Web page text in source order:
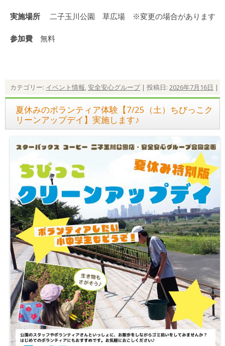
実施場所 二子玉川公園 草広場 ※変更の場合があります
参加費 無料
カテゴリー: イベント情報 安全安心グループ| 投稿日: 2026年7月16日 |
夏休みのボランティア体験【7/25（土）ちびっこク
リーンアップデイ】実施します♪